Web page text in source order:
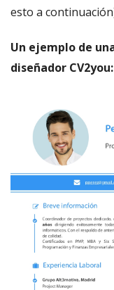
esto a
Un ejemplo de
diseñador CV2you: